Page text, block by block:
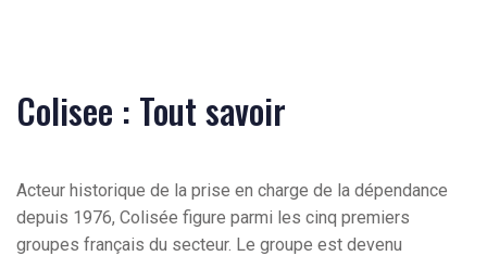
Colisee : Tout savoir
Acteur historique de la prise en charge de la dépendance
depuis 1976, Colisée figure parmi les cinq premiers
groupes français du secteur. Le groupe est devenu